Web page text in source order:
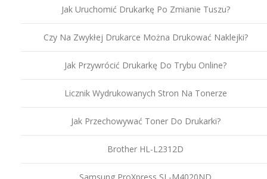
Jak Uruchomić Drukarkę Po Zmianie Tuszu?
Czy Na Zwykłej Drukarce Można Drukować Naklejki?
Jak Przywrócić Drukarkę Do Trybu Online?
Licznik Wydrukowanych Stron Na Tonerze
Jak Przechowywać Toner Do Drukarki?
Brother HL-L2312D
Samsung ProXpress SL-M4020ND